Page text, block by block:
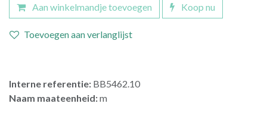
Aan winkelmandje toevoegen Koop nu
Toevoegen aan verlanglijst
Interne referentie: BB5462.10
Naam maateenheid:m